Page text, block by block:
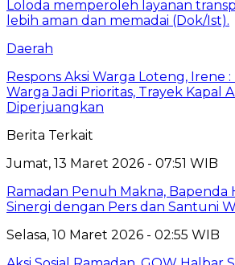
Daerah
Respons Aksi Warga Loteng, Irene
Warga Jadi Prioritas, Trayek Kapal
Diperjuangkan
Berita Terkait
Jumat, 13 Maret 2026 - 07:51 WIB
Ramadan Penuh Makna, Bapenda
Sinergi dengan Pers dan Santuni
Selasa, 10 Maret 2026 - 02:55 WIB